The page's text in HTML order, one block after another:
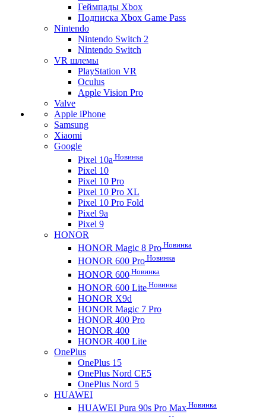
Геймпады Xbox
Подписка Xbox Game Pass
Nintendo
Nintendo Switch 2
Nintendo Switch
VR шлемы
PlayStation VR
Oculus
Apple Vision Pro
Valve
Apple iPhone
Samsung
Xiaomi
Google
Pixel 10a Новинка
Pixel 10
Pixel 10 Pro
Pixel 10 Pro XL
Pixel 10 Pro Fold
Pixel 9a
Pixel 9
HONOR
HONOR Magic 8 Pro Новинка
HONOR 600 Pro Новинка
HONOR 600 Новинка
HONOR 600 Lite Новинка
HONOR X9d
HONOR Magic 7 Pro
HONOR 400 Pro
HONOR 400
HONOR 400 Lite
OnePlus
OnePlus 15
OnePlus Nord CE5
OnePlus Nord 5
HUAWEI
HUAWEI Pura 90s Pro Max Новинка